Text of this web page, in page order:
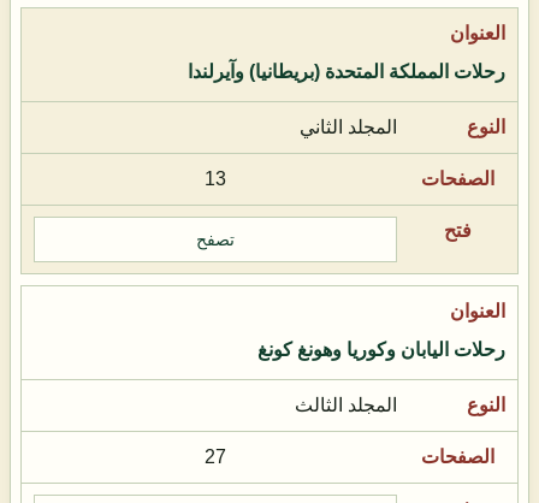
رحلات المملكة المتحدة (بريطانيا) وآيرلندا
المجلد الثاني
13
تصفح
رحلات اليابان وكوريا وهونغ كونغ
المجلد الثالث
27